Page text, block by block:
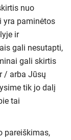
nuo
yra paminėtos
ir
gali nesutapti,
gali skirtis
/ arba Jūsų
tik jo dalį
tai
pareiškimas,